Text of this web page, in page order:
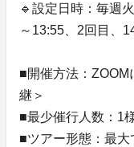
🔹設定日時：毎週
～13:55、2回目、
■開催方法：ZOOM
継＞
■最少催行人数：1
■ツアー形態：最